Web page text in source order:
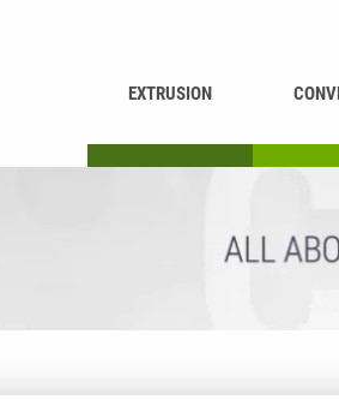
EXTRUSION